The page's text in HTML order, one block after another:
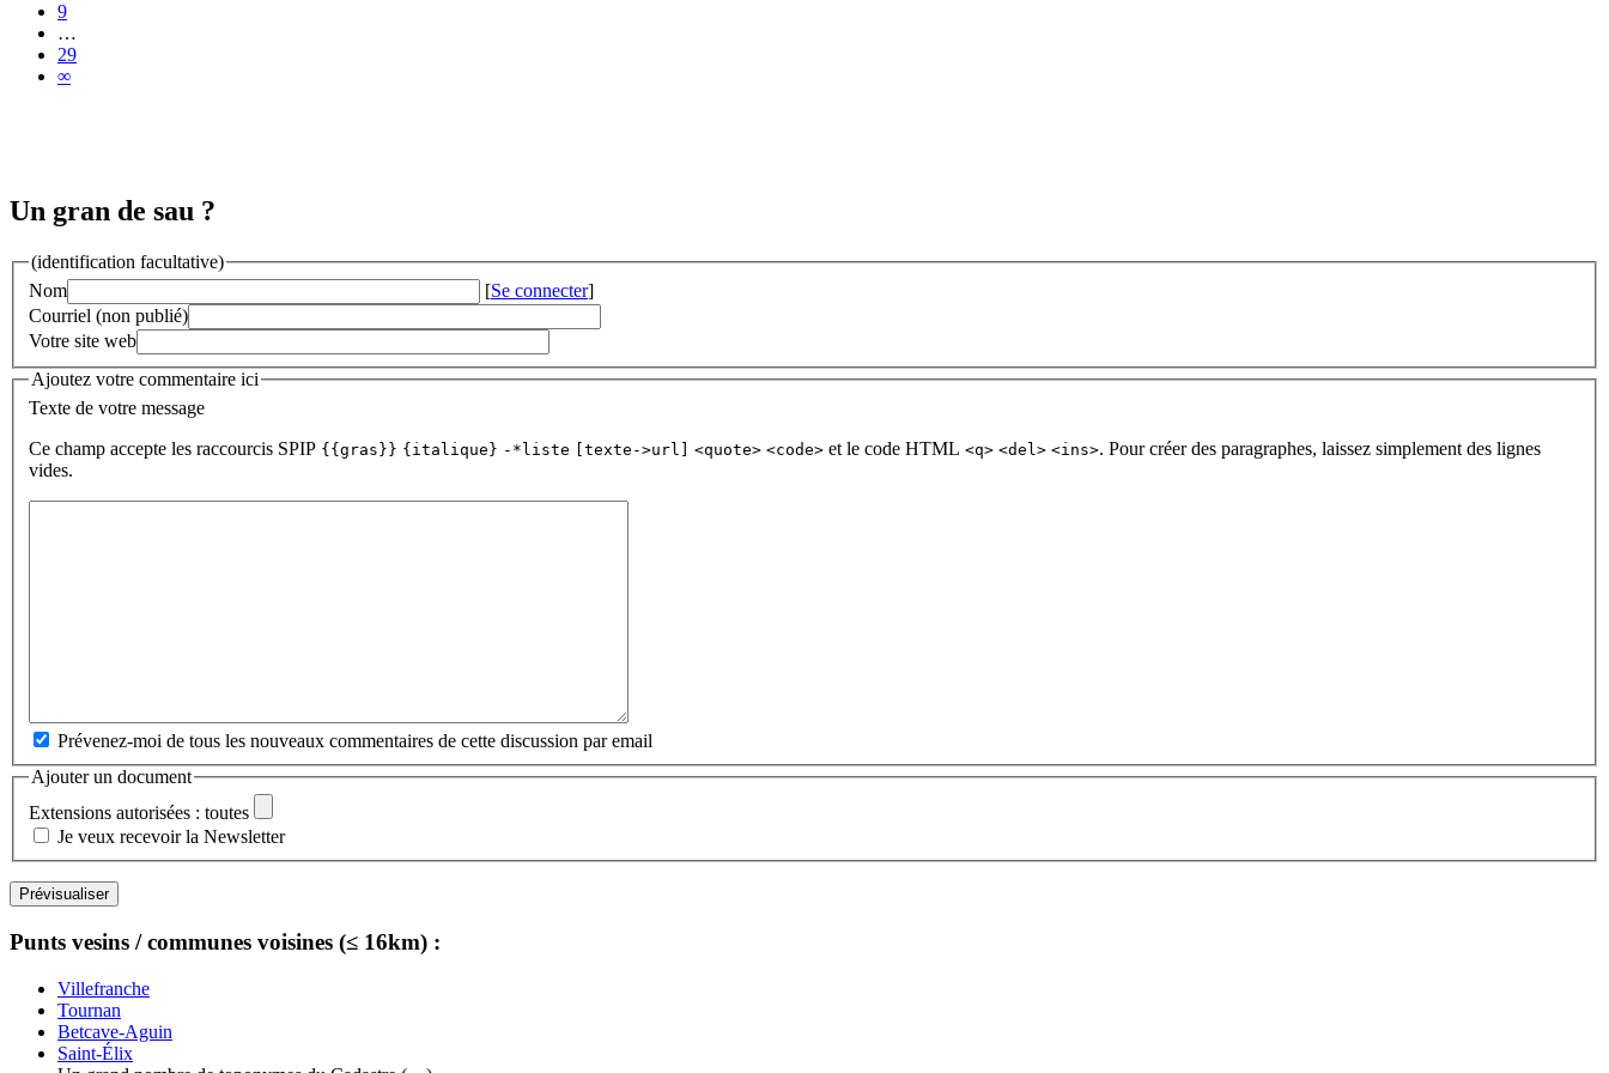
9
…
29
∞
Un gran de sau ?
(identification facultative)
Nom
[Se connecter]
Courriel (non publié)
Votre site web
Ajoutez votre commentaire ici
Texte de votre message
Ce champ accepte les raccourcis SPIP {{gras}} {italique} -*liste [texte->url] <quote> <code> et le code HTML <q> <del> <ins>. Pour créer des paragraphes, laissez simplement des lignes
vides.
Prévenez-moi de tous les nouveaux commentaires de cette discussion par email
Ajouter un document
Extensions autorisées : toutes
Je veux recevoir la Newsletter
Punts vesins / communes voisines (≤ 16km) :
Villefranche
Tournan
Betcave-Aguin
Saint-Élix